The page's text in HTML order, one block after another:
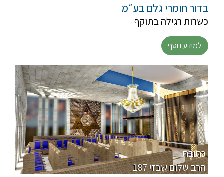
בדור חומרי גלם בע״מ
כשרות רגילה בתוקף
למידע נוסף
כתובת
187 הרב שלום שבזי